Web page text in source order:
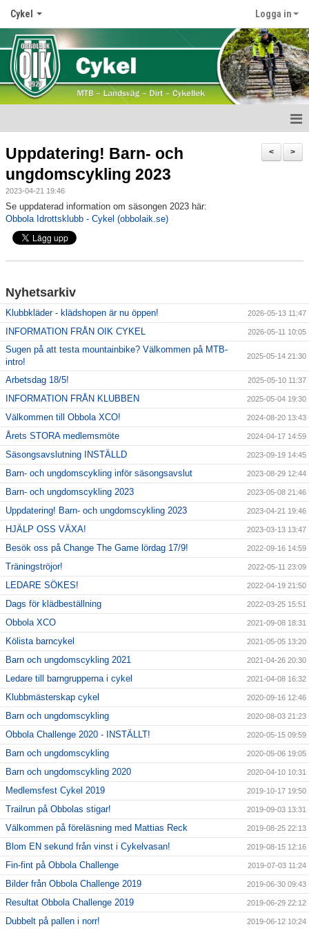
Cykel Logga in
Nyheter
Medlemskap
Verksamhet
Obbola Challenge
Kläder
Kalender
Bildgalleri
Dokument
Kontakt
>
<
Uppdatering! Barn- och
ungdomscykling 2023
2023-04-21 19:46
Se uppdaterad information om säsongen 2023 här:
Obbola Idrottsklubb - Cykel (obbolaik.se)
Nyhetsarkiv
Klubbkläder - klädshopen är nu öppen! 2026-05-13 11:47
INFORMATION FRÅN OIK CYKEL 2026-05-11 10:05
Sugen på att testa mountainbike? Välkommen på MTB-
intro!
2025-05-14 21:30
Arbetsdag 18/5! 2025-05-10 11:37
INFORMATION FRÅN KLUBBEN 2025-05-04 19:30
Välkommen till Obbola XCO! 2024-08-20 13:43
Årets STORA medlemsmöte 2024-04-17 14:59
Säsongsavslutning INSTÄLLD 2023-09-19 14:45
Barn- och ungdomscykling inför säsongsavslut 2023-08-29 12:44
Barn- och ungdomscykling 2023 2023-05-08 21:46
Uppdatering! Barn- och ungdomscykling 2023 2023-04-21 19:46
HJÄLP OSS VÄXA! 2023-03-13 13:47
Besök oss på Change The Game lördag 17/9! 2022-09-16 14:59
Träningströjor! 2022-05-11 23:09
LEDARE SÖKES! 2022-04-19 21:50
Dags för klädbeställning 2022-03-25 15:51
Obbola XCO 2021-09-08 18:31
Kölista barncykel 2021-05-05 13:20
Barn och ungdomscykling 2021 2021-04-26 20:30
Ledare till barngrupperna i cykel 2021-04-08 16:32
Klubbmästerskap cykel 2020-09-16 12:46
Barn och ungdomscykling 2020-08-03 21:23
Obbola Challenge 2020 - INSTÄLLT! 2020-05-15 09:59
Barn och ungdomscykling 2020-05-06 19:05
Barn och ungdomscykling 2020 2020-04-10 10:31
Medlemsfest Cykel 2019 2019-10-17 19:50
Trailrun på Obbolas stigar! 2019-09-03 13:31
Välkommen på föreläsning med Mattias Reck 2019-08-25 22:13
Blom EN sekund från vinst i Cykelvasan! 2019-08-15 12:16
Fin-fint på Obbola Challenge 2019-07-03 11:24
Bilder från Obbola Challenge 2019 2019-06-30 09:43
Resultat Obbola Challenge 2019 2019-06-29 22:12
Dubbelt på pallen i norr! 2019-06-12 10:24